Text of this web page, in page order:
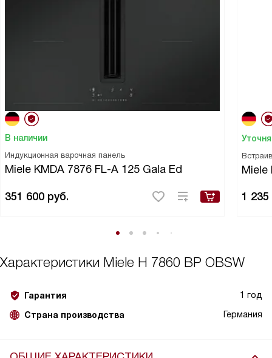
В наличии
Индукционная варочная панель
Miele KMDA 7876 FL-A 125 Gala Ed
351 600 руб.
Miele
1 235
Характеристики Miele H 7860 BP OBSW
Гарантия 1 год
Страна производства Германия